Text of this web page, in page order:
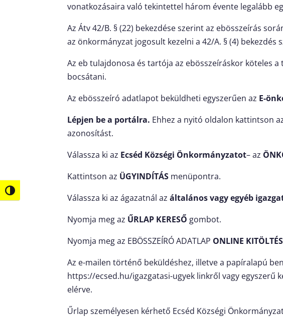
Nagy kontraszt váltása
vonatkozásaira való tekintettel három évente legalább
Az Átv 42/B. § (22) bekezdése szerint az ebösszeírás
az önkormányzat jogosult kezelni a 42/A. § (4) bekezdés
Az eb tulajdonosa és tartója az ebösszeíráskor köteles
bocsátani.
Az ebösszeíró adatlapot beküldheti egyszerűen az E-
Lépjen be a portálra. Ehhez a nyitó oldalon kattintson
azonosítást.
Válassza ki az Ecséd Községi Önkormányzatot– az
Kattintson az ÜGYINDÍTÁS menüpontra.
Válassza ki az ágazatnál azáltalános vagy egyéb
Nyomja meg az ŰRLAP KERESŐ gombot.
Nyomja meg az EBÖSSZEÍRÓ ADATLAP ONLINE KITÖLTÉS
Az e-mailen történő beküldéshez, illetve a papíralapú
https://ecsed.hu/igazgatasi-ugyek linkről vagy egyszerű
elérve.
Űrlap személyesen kérhető Ecséd Községi